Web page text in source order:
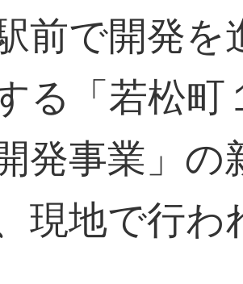
前で開発
る「若松町
発事業」の
現地で行わ